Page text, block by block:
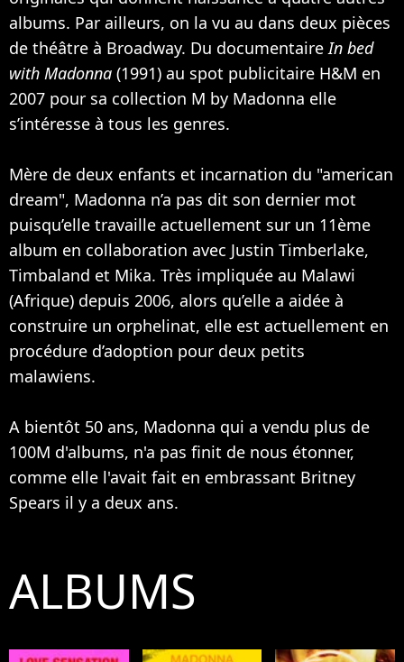
albums. Par ailleurs, on la vu au dans deux pièces
de théâtre à Broadway. Du documentaire In bed
with Madonna (1991) au spot publicitaire H&M en
2007 pour sa collection M by Madonna elle
s’intéresse à tous les genres.
Mère de deux enfants et incarnation du "american
dream", Madonna n’a pas dit son dernier mot
puisqu’elle travaille actuellement sur un 11ème
album en collaboration avec Justin Timberlake,
Timbaland et Mika. Très impliquée au Malawi
(Afrique) depuis 2006, alors qu’elle a aidée à
construire un orphelinat, elle est actuellement en
procédure d’adoption pour deux petits
malawiens.
A bientôt 50 ans, Madonna qui a vendu plus de
100M d'albums, n'a pas finit de nous étonner,
comme elle l'avait fait en embrassant Britney
Spears il y a deux ans.
ALBUMS